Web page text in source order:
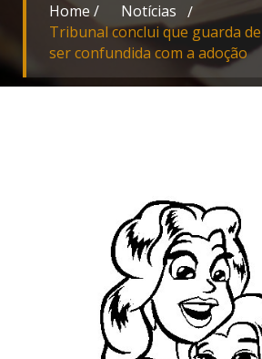
Home/
Notícias
Tribunal conclui que guarda
ser confundida com a adoção